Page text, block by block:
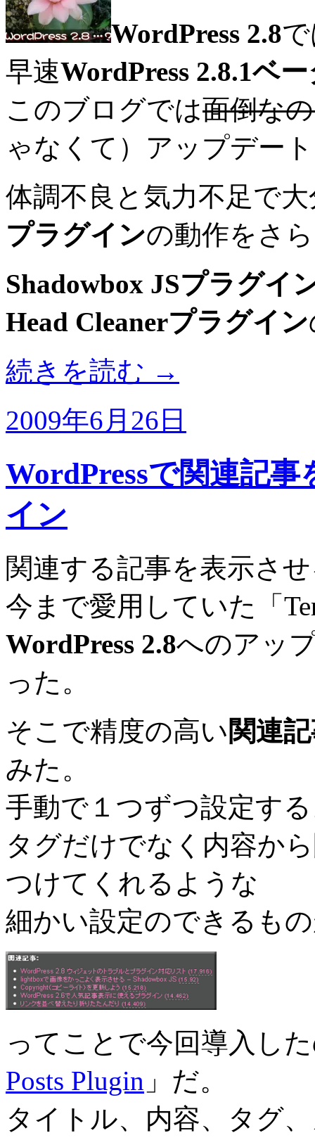
WordPress 2.8
早速WordPress 2.8.1ベ
このブログでは面倒な
ゃなくて）アップデー
体調不良と気力不足で
プラグインの動作をさ
Shadowbox JSプラグイ
Head Cleanerプラグイン
続きを読む →
2009年6月26日
WordPressで関連記
イン
関連する記事を表示さ
今まで愛用していた「
WordPress 2.8へのアッ
った。
そこで精度の高い関連
みた。
手動で１つずつ設定す
タグだけでなく内容か
つけてくれるような
細かい設定のできるも
ってことで今回導入し
Posts Plugin 」だ。
タイトル、内容、タグ